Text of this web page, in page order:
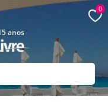
anos
0